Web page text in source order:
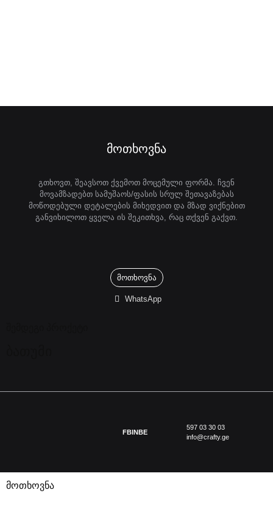
მოთხოვნა
გთხოვთ, შეავსოთ ქვემოთ მოცემული ფორმა. ჩვენ
მოვამზადებთ სამუშაოს/ფასის სრულ შეთავაზებას
მოწოდებული დეტალების მიხედვით და მზად ვიქნებით
განვიხილოთ ყველა ის შეკითხვა, რაც თქვენ გაქვთ.
მოთხოვნა
WhatsApp
FB IN BE
597 03 30 03
info@crafty.ge
მოთხოვნა